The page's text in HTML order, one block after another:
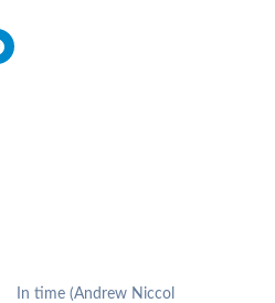
In time (Andrew Niccol